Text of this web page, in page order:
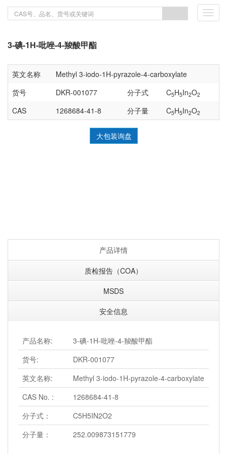
3-碘-1H-吡唑-4-羧酸甲酯
英文名称
Methyl 3-iodo-1H-pyrazole-4-carboxylate
货号
DKR-001077 分子式 C5H5In2O2
CAS 1268684-41-8 分子量 C5H5In2O2
大包装询盘
产品详情
质检报告（COA）
MSDS
安全信息
产品名称:
3-碘-1H-吡唑-4-羧酸甲酯
货号:
DKR-001077
英文名称:
Methyl 3-iodo-1H-pyrazole-4-carboxylate
CAS No. :
1268684-41-8
分子式：
C5H5IN2O2
分子量：
252.009873151779